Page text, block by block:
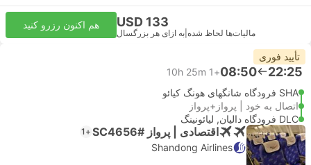
USD 133
مالیات‌ها لحاظ شده به ازای هر بزرگسال
هم اکنون رزرو کنید
تأیید فوری
22:25
08:50
+1
10h 25m
SHA فرودگاه شانگهای هونگ کیائو
اتصال به خود | پرواز+پرواز
DLC فرودگاه دالیان, لیائونینگ
اقتصادی | پرواز #SC4656 +1
Shandong Airlines